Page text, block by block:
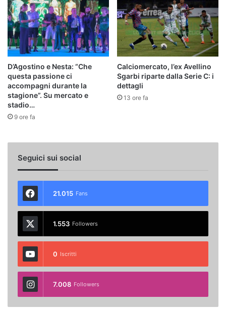
D’Agostino e Nesta: “Che
questa passione ci
accompagni durante la
stagione”. Su mercato e
stadio…
9 ore fa
Calciomercato, l’ex Avellino
Sgarbi riparte dalla Serie C: i
dettagli
13 ore fa
Seguici sui social
21.015 Fans
1.553 Followers
0 Iscritti
7.008 Followers